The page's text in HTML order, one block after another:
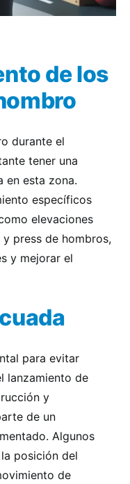
de los
durante el
tener una
en esta zona.
específicos
elevaciones
press de hombros,
y mejorar el
para evitar
lanzamiento de
y
de un
Algunos
posición del
de